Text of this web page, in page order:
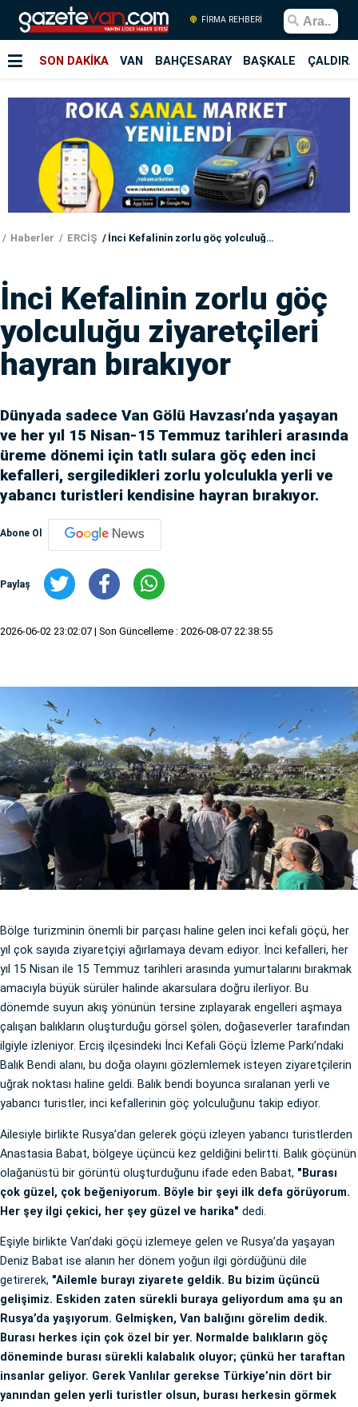
FİRMA REHBERİ
SON DAKİKA VAN BAHÇESARAY BAŞKALE
Haberler ERCİŞ İnci Kefalinin zorlu göç yolculuğu ziyaretçileri hayran bırakıyor
İnci Kefalinin zorlu göç
yolculuğu ziyaretçileri
hayran bırakıyor
Dünyada sadece Van Gölü Havzası’nda yaşayan
ve her yıl 15 Nisan-15 Temmuz tarihleri arasında
üreme dönemi için tatlı sulara göç eden inci
kefalleri, sergiledikleri zorlu yolculukla yerli ve
yabancı turistleri kendisine hayran bırakıyor.
Abone Ol
Paylaş
2026-06-02 23:02:07 | Son Güncelleme : 2026-08-07 22:38:55
Bölge turizminin önemli bir parçası haline gelen inci kefali göçü, her
yıl çok sayıda ziyaretçiyi ağırlamaya devam ediyor. İnci kefalleri, her
yıl 15 Nisan ile 15 Temmuz tarihleri arasında yumurtalarını bırakmak
amacıyla büyük sürüler halinde akarsulara doğru ilerliyor. Bu
dönemde suyun akış yönünün tersine zıplayarak engelleri aşmaya
çalışan balıkların oluşturduğu görsel şölen, doğaseverler tarafından
ilgiyle izleniyor. Erciş ilçesindeki İnci Kefali Göçü İzleme Parkı’ndaki
Balık Bendi alanı, bu doğa olayını gözlemlemek isteyen ziyaretçilerin
uğrak noktası haline geldi. Balık bendi boyunca sıralanan yerli ve
yabancı turistler, inci kefallerinin göç yolculuğunu takip ediyor.
Ailesiyle birlikte Rusya’dan gelerek göçü izleyen yabancı turistlerden
Anastasia Babat, bölgeye üçüncü kez geldiğini belirtti. Balık göçünün
olağanüstü bir görüntü oluşturduğunu ifade eden Babat, "Burası
çok güzel, çok beğeniyorum. Böyle bir şeyi ilk defa görüyorum.
Her şey ilgi çekici, her şey güzel ve harika" dedi.
Eşiyle birlikte Van’daki göçü izlemeye gelen ve Rusya’da yaşayan
Deniz Babat ise alanın her dönem yoğun ilgi gördüğünü dile
getirerek, "Ailemle burayı ziyarete geldik. Bu bizim üçüncü
gelişimiz. Eskiden zaten sürekli buraya geliyordum ama şu an
Rusya’da yaşıyorum. Gelmişken, Van balığını görelim dedik.
Burası herkes için çok özel bir yer. Normalde balıkların göç
döneminde burası sürekli kalabalık oluyor; çünkü her taraftan
insanlar geliyor. Gerek Vanlılar gerekse Türkiye’nin dört bir
yanından gelen yerli turistler olsun, burası herkesin görmek